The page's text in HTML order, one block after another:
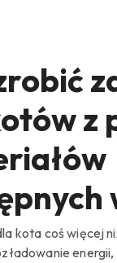
z
kota coś więcej